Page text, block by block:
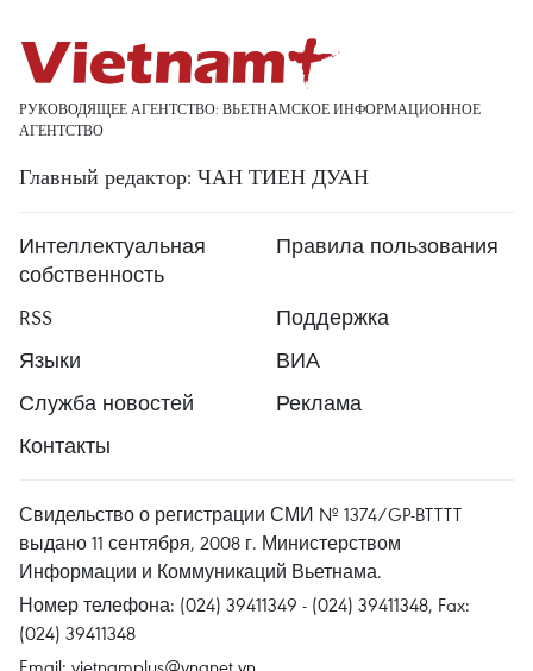
РУКОВОДЯЩЕЕ АГЕНТСТВО: ВЬЕТНАМСКОЕ ИНФОРМАЦИОННОЕ
АГЕНТСТВО
Главный редактор: ЧАН ТИЕН ДУАН
Интеллектуальная
собственность
Правила пользования
RSS
Поддержка
Языки
ВИА
Служба новостей
Реклама
Контакты
Свидельство о регистрации СМИ № 1374/GP-BTTTT
выдано 11 сентября, 2008 г. Министерством
Информации и Коммуникаций Вьетнама.
Номер телефона: (024) 39411349 - (024) 39411348, Fax:
(024) 39411348